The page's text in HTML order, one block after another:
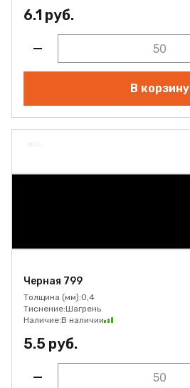
6.1 руб.
В корзину
Черная 799
Толщина (мм):0,4
Тиснение:Шагрень
Наличие:В наличии
5.5 руб.